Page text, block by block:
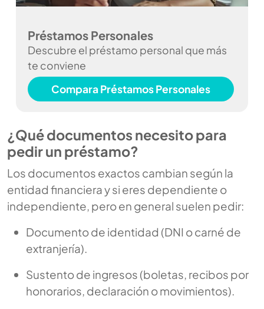
Préstamos Personales
Descubre el préstamo personal que más
te conviene
Compara Préstamos Personales
¿Qué documentos necesito para
pedir un préstamo?
Los documentos exactos cambian según la
entidad financiera y si eres dependiente o
independiente, pero en general suelen pedir:
Documento de identidad (DNI o carné de
extranjería).
Sustento de ingresos (boletas, recibos por
honorarios, declaración o movimientos).